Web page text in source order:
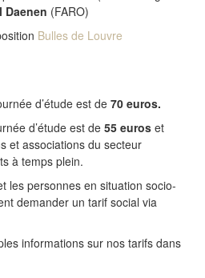
Daenen (FARO)
Bulles de Louvre
d’étude est de 70 euros.
d’étude est de 55 euros et
et associations du secteur
à temps plein.
les personnes en situation socio-
demander un tarif social via
informations sur nos tarifs dans